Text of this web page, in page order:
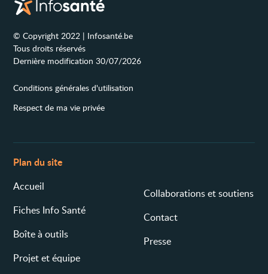
© Copyright 2022 | Infosanté.be
Tous droits réservés
Dernière modification 30/07/2026
Conditions générales d'utilisation
Respect de ma vie privée
Plan du site
Accueil
Fiches Info Santé
Boîte à outils
Projet et équipe
Collaborations et soutiens
Contact
Presse